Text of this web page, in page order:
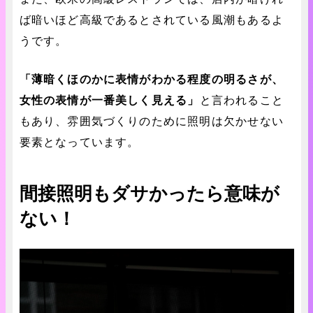
ば暗いほど高級であるとされている風潮もあるよ
うです。
「薄暗くほのかに表情がわかる程度の明るさが、
女性の表情が一番美しく見える」
と言われること
もあり、雰囲気づくりのために照明は欠かせない
要素となっています。
間接照明もダサかったら意味が
ない！